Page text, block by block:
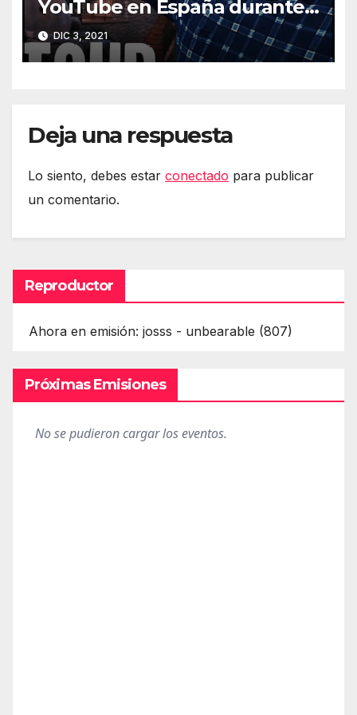
YouTube en España durante
2021
DIC 3, 2021
Deja una respuesta
Lo siento, debes estar conectado para publicar
un comentario.
Reproductor
Ahora en emisión: josss - unbearable (807)
Próximas Emisiones